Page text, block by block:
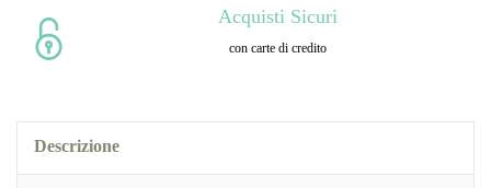
Acquisti Sicuri
con carte di credito
Descrizione